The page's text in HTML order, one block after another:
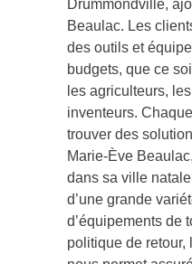
Drummondville,
Beaulac. Les
des outils et
budgets, que ce
les agriculteurs,
inventeurs.
trouver des
Marie-Ève
dans sa ville
d’une grande
d’équipements de
politique de retour,